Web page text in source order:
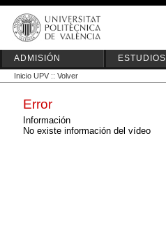
ADMISIÓN ESTUDIOS
Inicio UPV :: Volver
Error
Información
No existe información del vídeo